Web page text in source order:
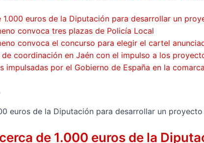
euros de la Diputación para desarrollar un
convoca tres plazas de Policía Local
convoca el concurso para elegir el cartel
coordinación en Jaén con el impulso a los
impulsadas por el Gobierno de España en la
de 1.000 euros de la